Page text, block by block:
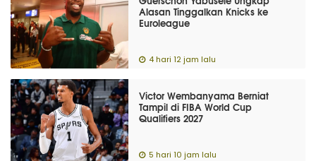
Alasan Tinggalkan Knicks ke
Euroleague
4 hari 12 jam lalu
Victor Wembanyama Berniat
Tampil di FIBA World Cup
Qualifiers 2027
5 hari 10 jam lalu